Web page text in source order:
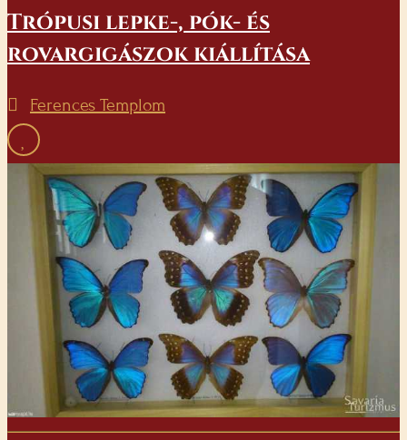
Trópusi lepke-, pók- és
rovargigászok kiállítása
Ferences Templom